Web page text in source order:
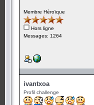
Membre Héroïque
Hors ligne
Messages: 1264
ivantxoa
Profil challenge